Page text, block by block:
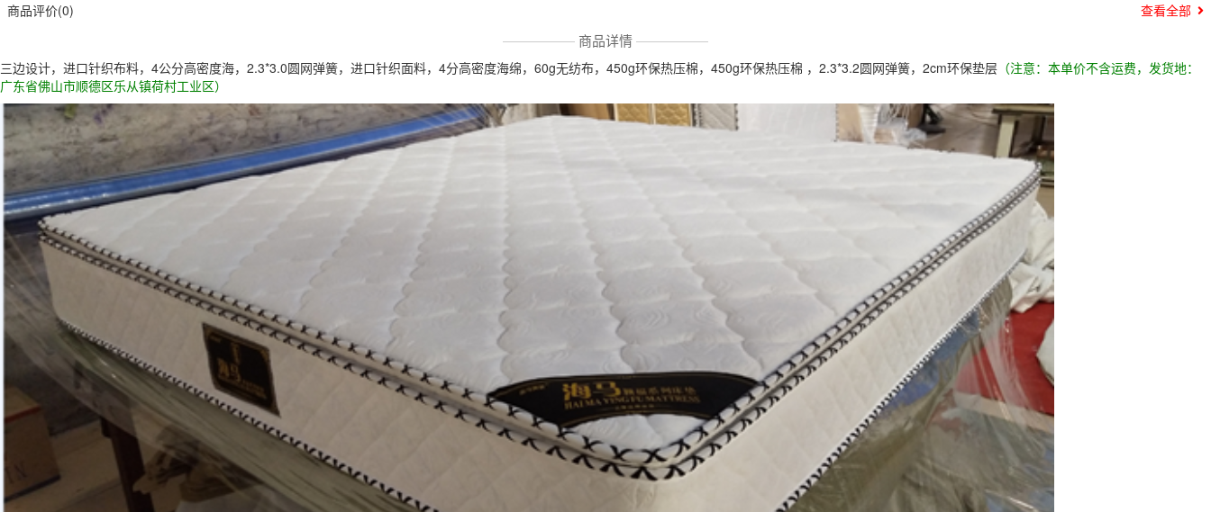
商品评价(0)
查看全部
商品详情
三边设计，进口针织布料，4公分高密度海，2.3*3.0圆网弹簧，进口针织面料，4分高密度海绵，60g无纺布，450g环保热压棉，450g环保热压棉 ，2.3*3.2圆网弹簧，2cm环保垫层 （注意：本单价不含运费，发货地：
广东省佛山市顺德区乐从镇荷村工业区）